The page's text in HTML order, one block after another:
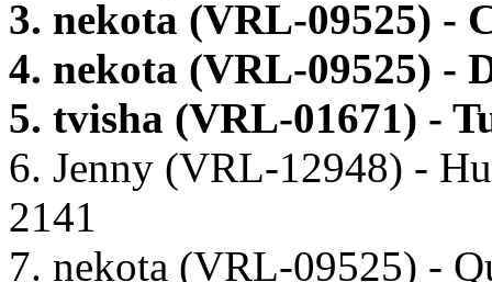
3. nekota (VRL-09525) -
4. nekota (VRL-09525) -
5. tvisha (VRL-01671) -
6. Jenny (VRL-12948) -
2141
7. nekota (VRL-09525) -